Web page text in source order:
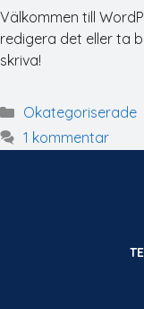
Välkommen till
redigera det eller ta
skriva!
Kategorier
Okategoriserade
1 kommentar